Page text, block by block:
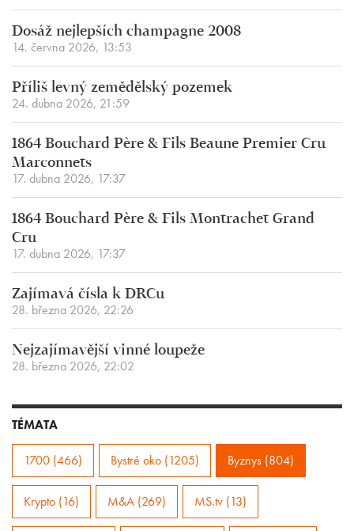
Dosáž nejlepších champagne 2008
14. června 2026, 13:53
Příliš levný zemědělský pozemek
24. dubna 2026, 21:59
1864 Bouchard Père & Fils Beaune Premier Cru
Marconnets
17. dubna 2026, 17:37
1864 Bouchard Père & Fils Montrachet Grand
Cru
17. dubna 2026, 17:37
Zajímavá čísla k DRCu
28. března 2026, 22:26
Nejzajímavější vinné loupeže
28. března 2026, 22:02
TÉMATA
1700 (466) Bystré oko (1205) Byznys (804)
Krypto (16) M&A (269) MS.tv (13)